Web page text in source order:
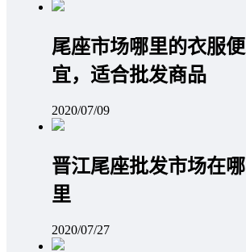
尾座市场哪里的衣服便
宜，适合批发商品
2020/07/09
晋江尾座批发市场在哪
里
2020/07/27